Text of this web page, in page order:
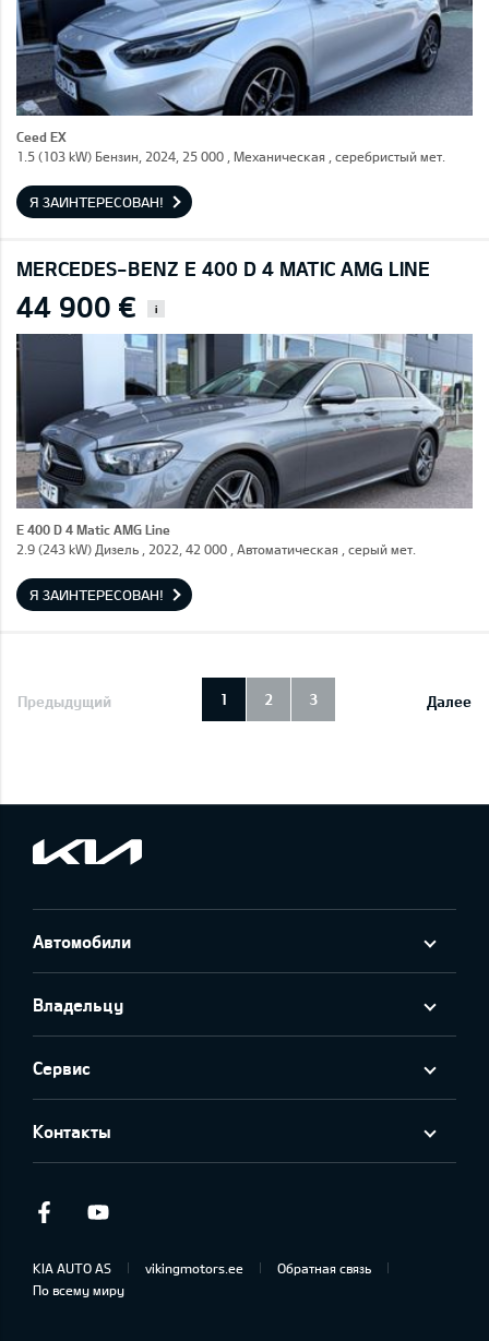
Ceed EX
1.5 (103 kW) Бензин, 2024, 25 000 , Механическая , серебристый мет.
Я ЗАИНТЕРЕСОВАН!
MERCEDES-BENZ E 400 D 4 MATIC AMG LINE
44 900 € i
E 400 D 4 Matic AMG Line
2.9 (243 kW) Дизель , 2022, 42 000 , Автоматическая , серый мет.
Я ЗАИНТЕРЕСОВАН!
Предыдущий Далее
1 2 3
Автомобили
Владельцу
Сервис
Контакты
Facebook
KIA AUTO AS vikingmotors.ee
Обратная связь
По всему миру